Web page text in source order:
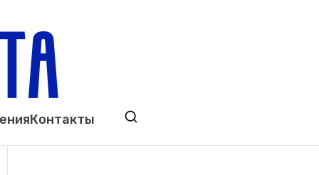
Выкса. Муром. Кулебаки. Навашино,
Контакты